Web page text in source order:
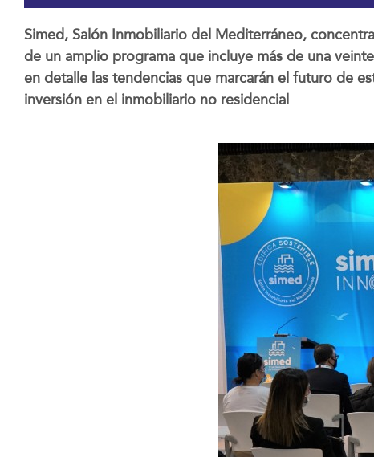
Simed, Salón Inmobiliario del Mediterráneo,
de un amplio programa que incluye más de una
en detalle las tendencias que marcarán el futuro de
inversión en el inmobiliario no residencial